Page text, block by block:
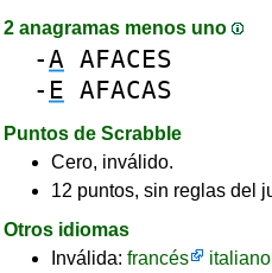
2 anagramas menos uno
-A AFACES
- E AFACAS
Puntos de Scrabble
Cero, inválido.
12 puntos, sin reglas del
Otros idiomas
Inválida: francés italiano